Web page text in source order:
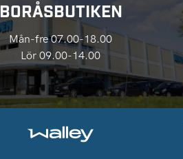
BORÅSBUTIKEN
Mån-fre 07.00-18.00
Lör 09.00-14.00